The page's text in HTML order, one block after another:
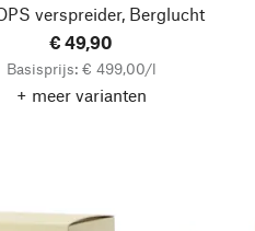
verspreider, Berglucht
€ 49,90
Basisprijs: € 499,00/l
+ meer varianten